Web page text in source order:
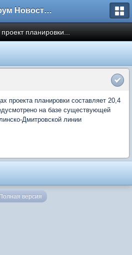
Форум Новостройки
планировки...
проекта планировки составляет 20,4
на базе существующей
Дмитровской линии
Полная версия